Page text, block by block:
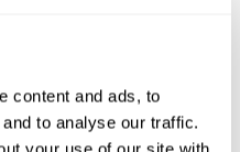
content and ads, to
to analyse our traffic.
your use of our site with
санах ой,танин
хүлээн зөвшөөрөлт.
NAM-г тодорхойлох